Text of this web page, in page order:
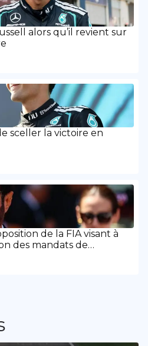
alors qu’il revient sur
sceller la victoire en
de la FIA visant à
des mandats de